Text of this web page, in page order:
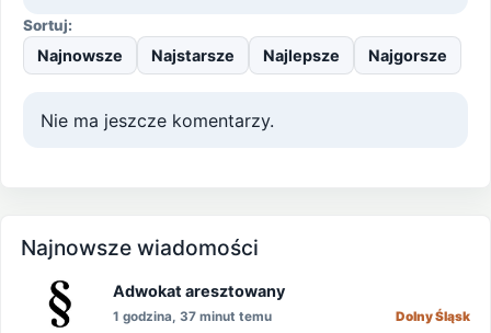
Sortuj:
Najnowsze Najstarsze Najlepsze Najgorsze
Nie ma jeszcze komentarzy.
Najnowsze wiadomości
Adwokat aresztowany
1 godzina, 37 minut temu Dolny Śląsk